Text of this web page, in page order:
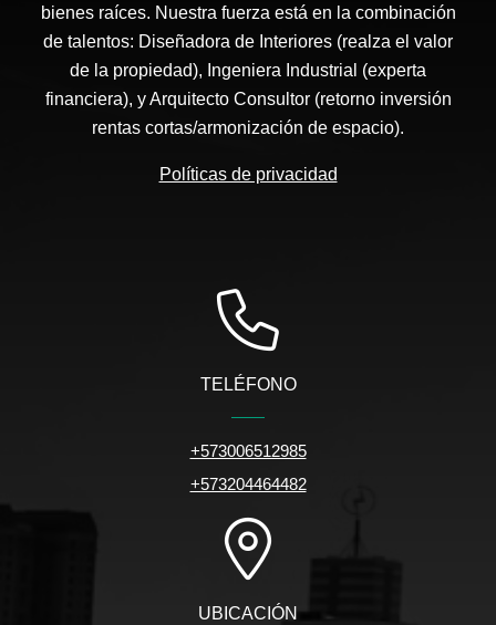
bienes raíces. Nuestra fuerza está en la combinación
de talentos: Diseñadora de Interiores (realza el valor
de la propiedad), Ingeniera Industrial (experta
financiera), y Arquitecto Consultor (retorno inversión
rentas cortas/armonización de espacio).
Políticas de privacidad
TELÉFONO
+573006512985
+573204464482
UBICACIÓN